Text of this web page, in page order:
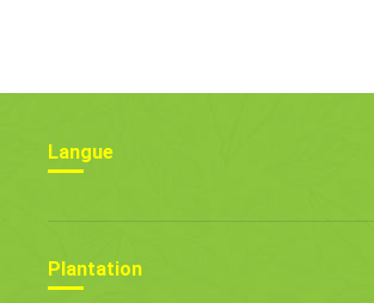
Langue
Plantation